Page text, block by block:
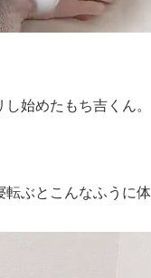
始めたもち吉くん。
ぶとこんなふうに